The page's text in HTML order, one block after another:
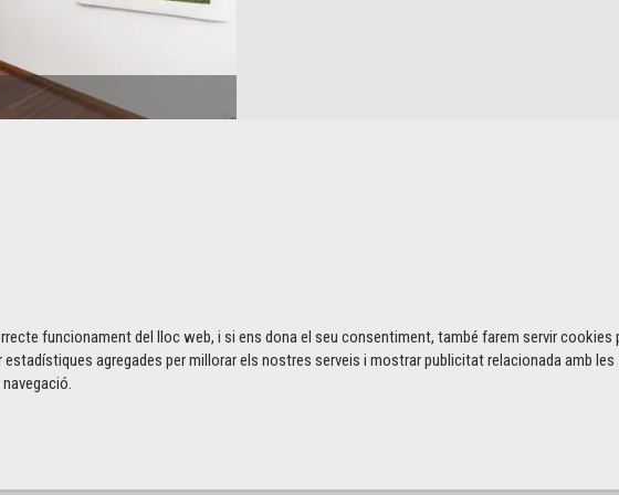
funcionament del lloc web, i si ens dona el seu consentiment, també farem servir cookies
agregades per millorar els nostres serveis i mostrar publicitat relacionada amb les